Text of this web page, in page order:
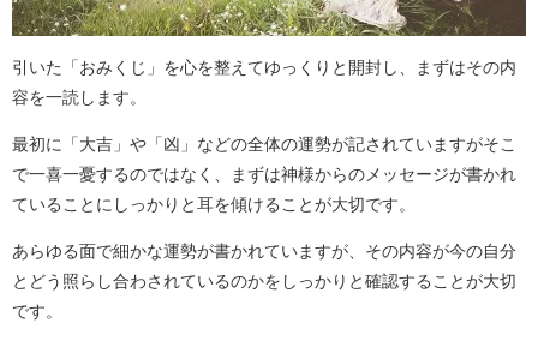
引いた「おみくじ」を心を整えてゆっくりと開封し、まずはその内
容を一読します。
最初に「大吉」や「凶」などの全体の運勢が記されていますがそこ
で一喜一憂するのではなく、まずは神様からのメッセージが書かれ
ていることにしっかりと耳を傾けることが大切です。
あらゆる面で細かな運勢が書かれていますが、その内容が今の自分
とどう照らし合わされているのかをしっかりと確認することが大切
です。